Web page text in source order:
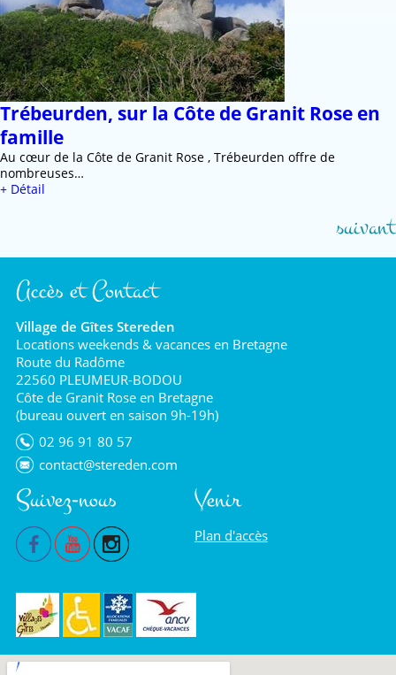
Trébeurden, sur la Côte de Granit Rose en
famille
Au cœur de la Côte de Granit Rose , Trébeurden offre de
nombreuses…
+ Détail
suivant
Accès et Contact
Village de Gîtes Stereden
Locations weekends & vacances en Bretagne
Route du Radôme
22560 PLEUMEUR-BODOU
Côte de Granit Rose en Bretagne
(bureau ouvert en saison 9h-19h)
02 96 91 80 57
contact@stereden.com
Suivez-nous Venir
Plan d'accès